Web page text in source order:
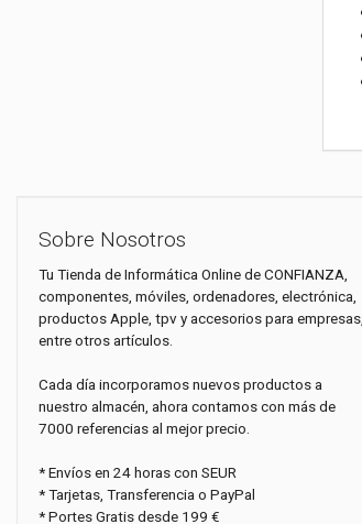
Sobre Nosotros
Tu Tienda de Informática Online de CONFIANZA,
componentes, móviles, ordenadores, electrónica,
productos Apple, tpv y accesorios para empresas,
entre otros artículos.
Cada día incorporamos nuevos productos a
nuestro almacén, ahora contamos con más de
7000 referencias al mejor precio.
* Envíos en 24 horas con SEUR
* Tarjetas, Transferencia o PayPal
* Portes Gratis desde 199 €